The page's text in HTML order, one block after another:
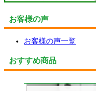
お客様の声
お客様の声一覧
おすすめ商品